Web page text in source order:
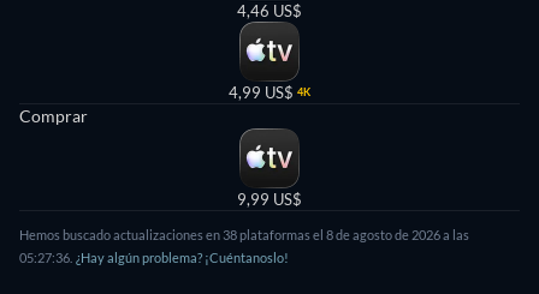
4,46 US$
4,99 US$ 4K
Comprar
9,99 US$
Hemos buscado actualizaciones en 38 plataformas el 8 de agosto de 2026 a las
05:27:36. ¿Hay algún problema? ¡Cuéntanoslo!